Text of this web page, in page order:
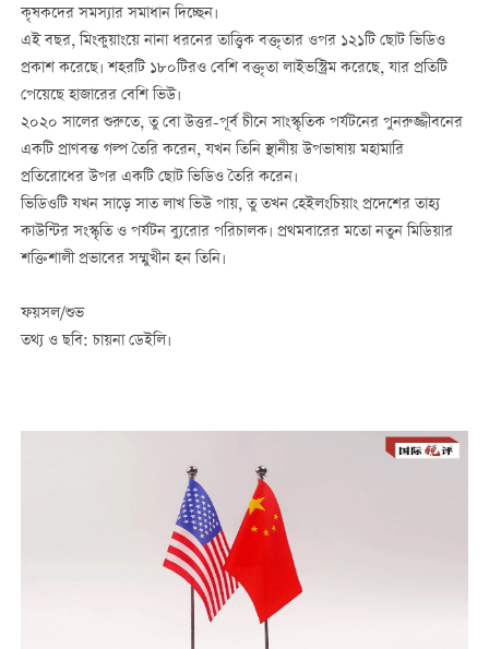
কৃষকদের সমস্যার সমাধান দিচ্ছেন।
এই বছর, মিংকুয়াংয়ে নানা ধরনের তাত্ত্বিক বক্তৃতার ওপর ১২১টি ছোট ভিডিও
প্রকাশ করেছে। শহরটি ১৮০টিরও বেশি বক্তৃতা লাইভস্ট্রিম করেছে, যার প্রতিটি
পেয়েছে হাজারের বেশি ভিউ।
২০২০ সালের শুরুতে, তু বো উত্তর-পূর্ব চীনে সাংস্কৃতিক পর্যটনের পুনরুজ্জীবনের
একটি প্রাণবন্ত গল্প তৈরি করেন, যখন তিনি স্থানীয় উপভাষায় মহামারি
প্রতিরোধের উপর একটি ছোট ভিডিও তৈরি করেন।
ভিডিওটি যখন সাড়ে সাত লাখ ভিউ পায়, ‍তু তখন হেইলংচিয়াং প্রদেশের তাহ্য
কাউন্টির সংস্কৃতি ও পর্যটন ব্যুরোর পরিচালক। প্রথমবারের মতো নতুন মিডিয়ার
শক্তিশালী প্রভাবের সম্মুখীন হন তিনি।
ফয়সল/শুভ
তথ্য ও ছবি: চায়না ডেইলি।